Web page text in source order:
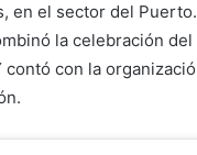
en el sector del Puerto.
la celebración
contó con la